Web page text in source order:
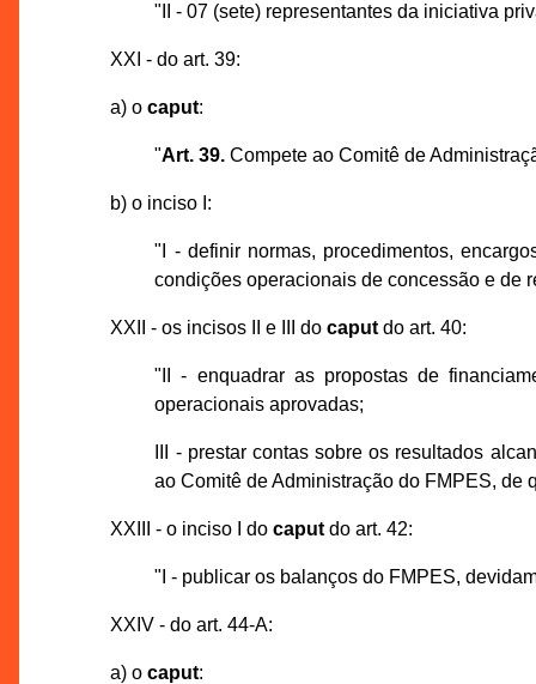
"II - 07 (sete) representantes da iniciativa
XXI - do art. 39:
a) o caput:
"Art. 39. Compete ao Comitê de
b) o inciso I:
"I - definir normas, procedimentos,
condições operacionais de concessão e de
XXII - os incisos II e III do caputdo art. 40:
"II - enquadrar as propostas de
operacionais aprovadas;
III - prestar contas sobre os resultados
ao Comitê de Administração do FMPES, de
XXIII - o inciso I do caputdo art. 42:
"I - publicar os balanços do FMPES,
XXIV - do art. 44-A:
a) o caput: